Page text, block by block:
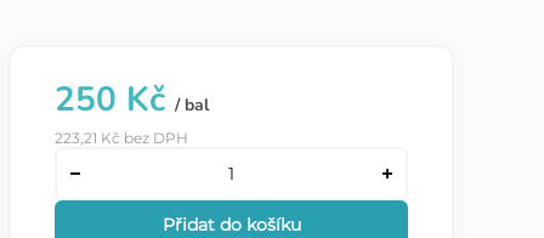
250 Kč / bal
223,21 Kč bez DPH
Přidat do košíku